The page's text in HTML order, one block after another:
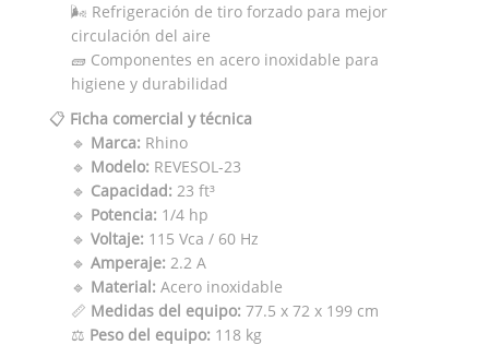
🌬️ Refrigeración de tiro forzado para mejor
circulación del aire
🧱 Componentes en acero inoxidable para
higiene y durabilidad
📋 Ficha comercial y técnica
🔹 Marca: Rhino
🔹 Modelo: REVESOL-23
🔹 Capacidad: 23 ft³
🔹 Potencia: 1/4 hp
🔹 Voltaje: 115 Vca / 60 Hz
🔹 Amperaje: 2.2 A
🔹 Material: Acero inoxidable
📏 Medidas del equipo: 77.5 x 72 x 199 cm
⚖️ Peso del equipo: 118 kg